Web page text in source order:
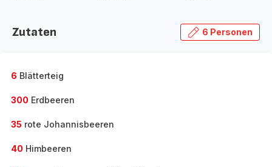
Zutaten 6 Personen
6 Blätterteig
300 Erdbeeren
35 rote Johannisbeeren
40 Himbeeren